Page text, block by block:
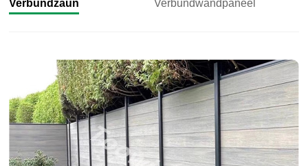
Verbundzaun Verbundwandpaneel